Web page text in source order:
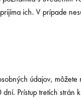
ich. V prípade
údajov, môžete
Prístup tretích strán